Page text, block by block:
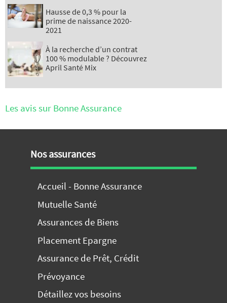
Hausse de 0,3 % pour la
prime de naissance 2020-
2021
À la recherche d’un contrat
100 % modulable ? Découvrez
April Santé Mix
Les avis sur Bonne Assurance
Nos assurances
Accueil - Bonne Assurance
Mutuelle Santé
Assurances de Biens
Placement Epargne
Assurance de Prêt, Crédit
Prévoyance
Détaillez vos besoins